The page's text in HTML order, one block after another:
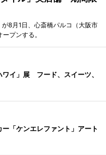
が8月1日、心斎橋パルコ（大阪市
プンする。
ワイ」展 フード、スイーツ、
「ケンエレファント」アート